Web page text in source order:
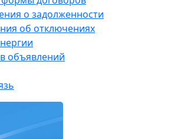
о задолженности
об отключениях
объявлений